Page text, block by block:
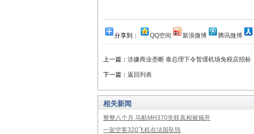
分享到： QQ空间 新浪微博 腾讯微博
上一篇： 涉嫌商业垄断 泰总理下令暂缓机场免税店招标
下一篇： 返回列表
相关新闻
整整八个月 马航MH370失联真相被揭开
一架空客320飞机在法国坠毁